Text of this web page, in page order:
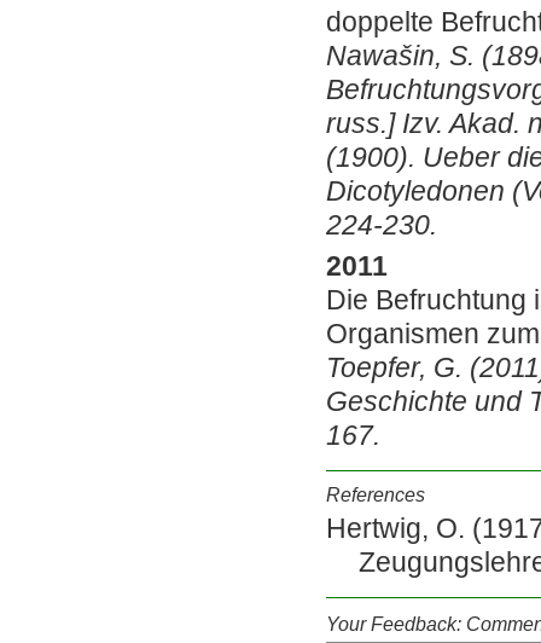
doppelte
Nawašin, S.
russ.] Izv. Akad.
(1900). Ueber
Dicotyledonen
224-230.
2011
Die Befruchtung
Organismen
Toepfer, G.
Geschichte und
167.
References
Hertwig, O.
Your Feedback: